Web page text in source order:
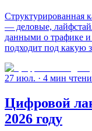
Структурированная
— деловые,
данными о трафике и
подходит под какую
27 июл. · 4 мин
Цифровой
2026 году